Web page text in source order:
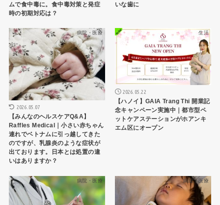
ムで食中毒に。食中毒対策と発症
時の初期対応は？
いな歯に
病院・医療
2026.05.07
【みんなのヘルスケアQ&A】
Raffles Medical｜小さい赤ちゃん
連れでベトナムに引っ越してきた
のですが、乳腺炎のような症状が
出ております。日本とは処置の違
いはありますか？
生活
2026.05.22
【ハノイ】GAIA Trang Thi 開業記
念キャンペーン実施中｜都市型ペ
ットケアステーションがホアンキ
エム区にオープン
病院・医療 病院・医療